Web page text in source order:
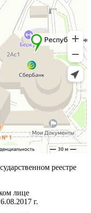
реестре
лице
г.